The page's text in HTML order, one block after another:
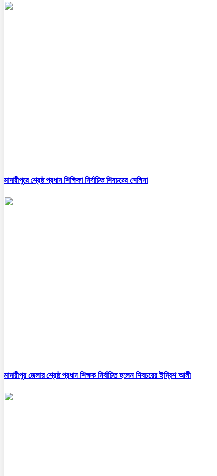
মাদারীপুরে শ্রেষ্ঠ প্রধান শিক্ষিকা নির্বাচিত শিবচরের সেলিনা
মাদারীপুর জেলার শ্রেষ্ঠ প্রধান শিক্ষক নির্বাচিত হলেন শিবচরের ইদ্রিশ আলী